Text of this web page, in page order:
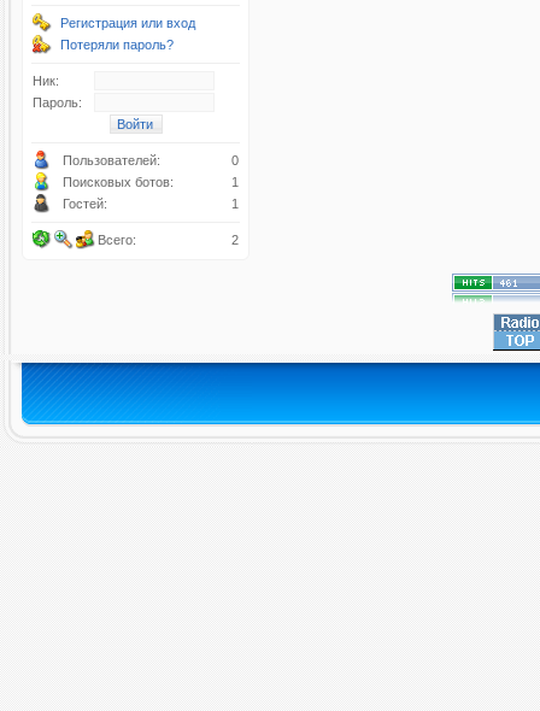
Регистрация или вход
Потеряли пароль?
Ник:
Пароль:
Пользователей:
0
Поисковых ботов:
1
Гостей:
1
Всего: 2